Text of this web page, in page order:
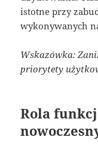
istotne przy
wykonywanych
Wskazówka:
priorytety
Rola